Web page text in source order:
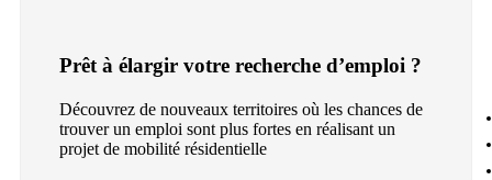
Prêt à élargir votre recherche d’emploi ?
Découvrez de nouveaux territoires où les chances de
trouver un emploi sont plus fortes en réalisant un
projet de mobilité résidentielle